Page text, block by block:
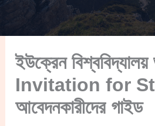
ইউক্রেন বিশ্ববিদ্যালয়
Invitation for
আবেদনকারীদের গাইড